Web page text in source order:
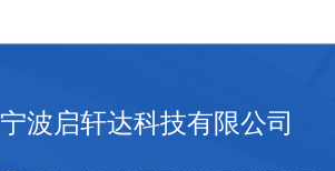
宁波启轩达科技有限公司